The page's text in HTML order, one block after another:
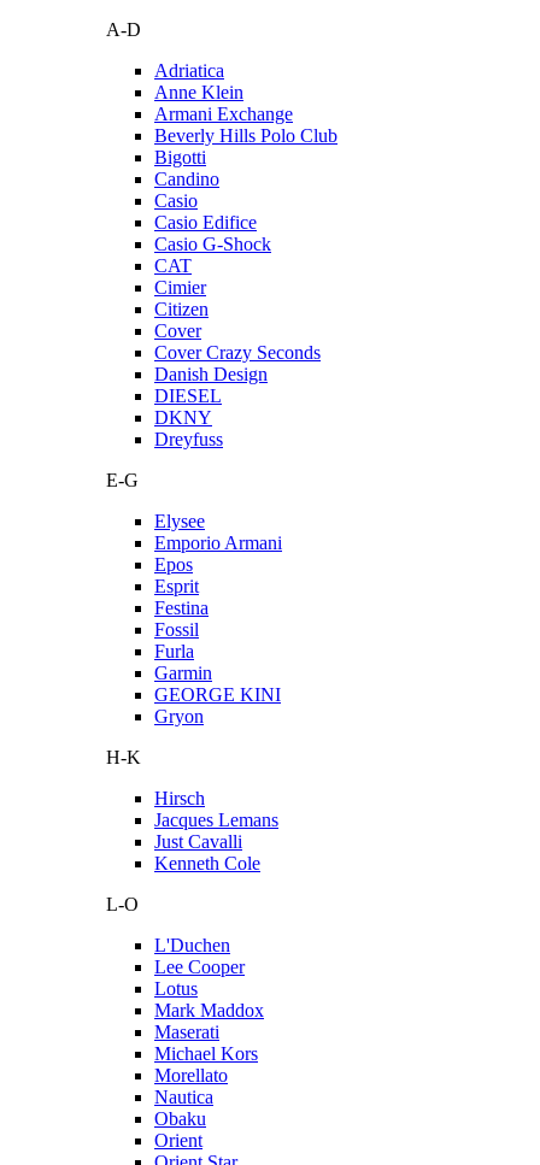
A-D
Adriatica
Anne Klein
Armani Exchange
Beverly Hills Polo Club
Bigotti
Candino
Casio
Casio Edifice
Casio G-Shock
CAT
Cimier
Citizen
Cover
Cover Crazy Seconds
Danish Design
DIESEL
DKNY
Dreyfuss
E-G
Elysee
Emporio Armani
Epos
Esprit
Festina
Fossil
Furla
Garmin
GEORGE KINI
Gryon
H-K
Hirsch
Jacques Lemans
Just Cavalli
Kenneth Cole
L-O
L'Duchen
Lee Cooper
Lotus
Mark Maddox
Maserati
Michael Kors
Morellato
Nautica
Obaku
Orient